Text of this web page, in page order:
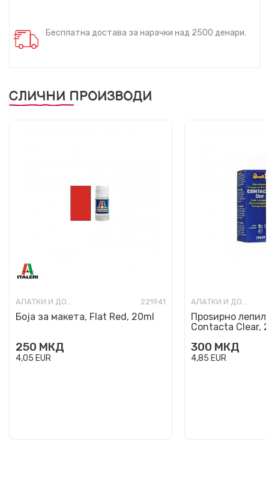
Бесплатна достава за нарачки над 2500 денари.
СЛИЧНИ ПРОИЗВОДИ
АЛАТКИ И ДОДАТОЦИ ЗА МАКЕТИ 221941
Боја за макета, Flat Red, 20ml
250 МКД
4,05 EUR
АЛАТКИ И ДОДАТОЦИ ЗА МАКЕТИ
Проѕирно
Contacta Clear,
300 МКД
4,85 EUR